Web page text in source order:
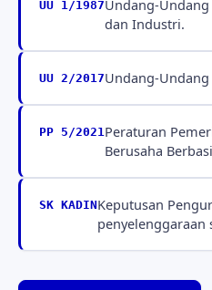
UU 1/1987Undang-
dan Industri.
UU 2/2017Undang-
PP 5/2021Peraturan
Berusaha
SK KADINKeputusan
penyelenggaraan